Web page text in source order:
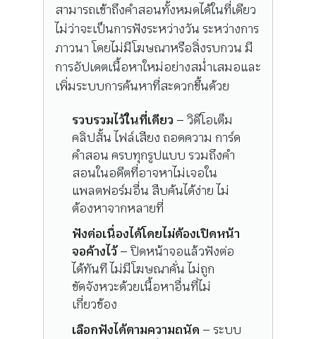
สามารถเข้าถึงคำสอนทั้งหมดได้ในที่เดียว
ไม่ว่าจะเป็นการฟังระหว่างวัน ระหว่างการ
ภาวนา โดยไม่มีโฆษณาหรือสิ่งรบกวน มี
การอัปเดตเนื้อหาใหม่อย่างสม่ำเสมอและ
เพิ่มระบบการค้นหาที่สะดวกขึ้นด้วย
รวบรวมไว้ในที่เดียว – วิดีโอเต็ม
คลิปสั้น ไฟล์เสียง ถอดความ การ์ด
คำสอน ครบทุกรูปแบบ รวมถึงคำ
สอนในอดีตที่อาจหาไม่เจอใน
แพลตฟอร์มอื่น สืบค้นได้ง่าย ไม่
ต้องหาจากหลายที่
ฟังต่อเนื่องได้โดยไม่ต้องเปิดหน้า
จอค้างไว้– ปิดหน้าจอแล้วฟังต่อ
ได้ทันที ไม่มีโฆษณาคั่น ไม่ถูก
ขัดจังหวะด้วยเนื้อหาอื่นที่ไม่
เกี่ยวข้อง
เลือกฟังได้ตามความถนัด – ระบบ